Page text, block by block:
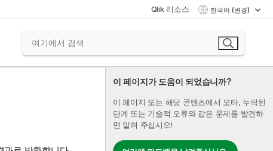
Qlik 리소스 한국어 (변경)
이 페이지가 도움이 되었습니까?
이 페이지 또는 해당 콘텐츠에서 오타, 누락된
단계 또는 기술적 오류와 같은 문제를 발견하
면 알려 주십시오!